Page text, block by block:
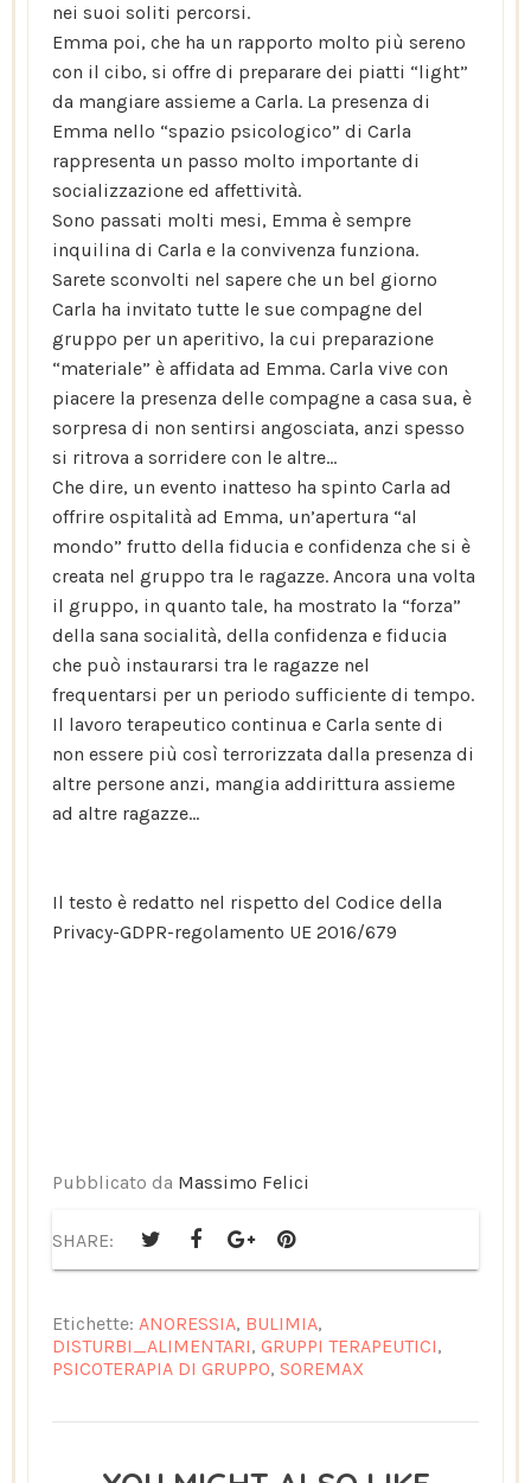
nei suoi soliti percorsi.
Emma poi, che ha un rapporto molto più sereno
con il cibo, si offre di preparare dei piatti “light”
da mangiare assieme a Carla. La presenza di
Emma nello “spazio psicologico” di Carla
rappresenta un passo molto importante di
socializzazione ed affettività.
Sono passati molti mesi, Emma è sempre
inquilina di Carla e la convivenza funziona.
Sarete sconvolti nel sapere che un bel giorno
Carla ha invitato tutte le sue compagne del
gruppo per un aperitivo, la cui preparazione
“materiale” è affidata ad Emma. Carla vive con
piacere la presenza delle compagne a casa sua, è
sorpresa di non sentirsi angosciata, anzi spesso
si ritrova a sorridere con le altre…
Che dire, un evento inatteso ha spinto Carla ad
offrire ospitalità ad Emma, un’apertura “al
mondo” frutto della fiducia e confidenza che si è
creata nel gruppo tra le ragazze. Ancora una volta
il gruppo, in quanto tale, ha mostrato la “forza”
della sana socialità, della confidenza e fiducia
che può instaurarsi tra le ragazze nel
frequentarsi per un periodo sufficiente di tempo.
Il lavoro terapeutico continua e Carla sente di
non essere più così terrorizzata dalla presenza di
altre persone anzi, mangia addirittura assieme
ad altre ragazze…
Il testo è redatto nel rispetto del Codice della
Privacy-GDPR-regolamento UE 2016/679
Pubblicato da Massimo Felici
SHARE:
Etichette: ANORESSIA, BULIMIA,
DISTURBI_ALIMENTARI, GRUPPI TERAPEUTICI,
PSICOTERAPIA DI GRUPPO, SOREMAX